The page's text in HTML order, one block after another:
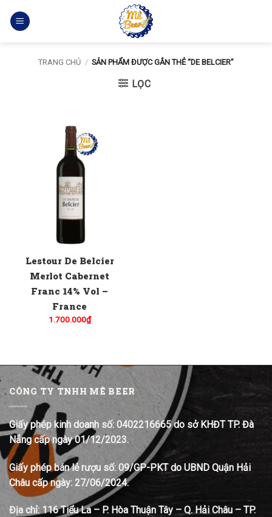
qua
TRANG CHỦ / SẢN PHẨM ĐƯỢC GẮN THẺ “DE BELCIER”
LỌC
Lestour De Belcier
Merlot Cabernet
Franc 14% Vol –
France
1.700.000₫
CÔNG TY TNHH MÊ BEER
Giấy phép kinh doanh số: 0402216665 do sở KHĐT TP. Đà
Nẵng cấp ngày 01/12/2023.
Giấy phép bán lẻ rượu số: 09/GP-PKT do UBND Quận Hải
Châu cấp ngày: 27/06/2024.
Địa chỉ: 116 Tiểu La – P. Hòa Thuận Tây – Q. Hải Châu – TP.